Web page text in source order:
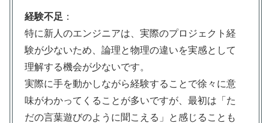
経験不足 ：
特に新人のエンジニアは、実際のプロジェクト経
験が少ないため、論理と物理の違いを実感として
理解する機会が少ないです。
実際に手を動かしながら経験することで徐々に意
味がわかってくることが多いですが、最初は「た
だの言葉遊びのように聞こえる」と感じることも